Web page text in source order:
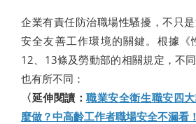
企業有責任防治職場性騷擾，不只
安全友善工作環境的關鍵。根據《
12、13條及勞動部的相關規定，不
也有所不同：
〈延伸閱讀：職業安全衛生職安四
麼做？中高齡工作者職場安全不漏看！